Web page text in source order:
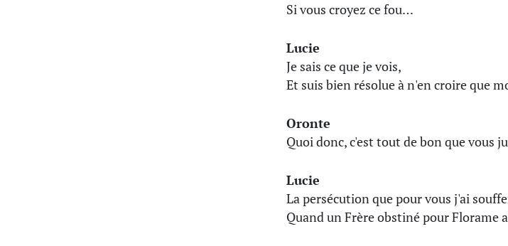
Si vous croyez ce fou…
Lucie
Je sais ce que je vois,
Et suis bien résolue à n'en croire que
Oronte
Quoi donc, c'est tout de bon que vous
Lucie
La persécution que pour vous j'ai
Quand un Frère obstiné pour Florame